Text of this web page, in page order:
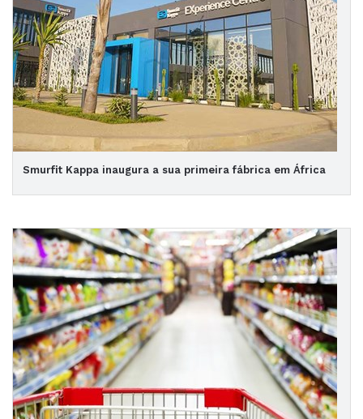
Smurfit Kappa inaugura a sua primeira fábrica em África